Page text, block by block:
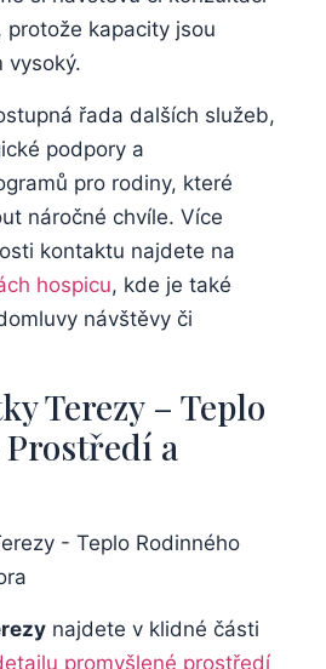
kapacity jsou
vysoký.
řada dalších služeb,
podpory a
pro rodiny, které
náročné chvíle. Více
kontaktu najdete na
hospicu, kde je také
návštěvy či
Terezy – Teplo
a
najdete v klidné části
promyšlené prostředí